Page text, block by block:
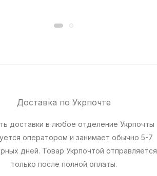
Доставка по Укрпочте
доставки в любое отделение Укрпочты
оператором и занимает обычно 5-7
дней. Товар Укрпочтой отправляется
только после полной оплаты.